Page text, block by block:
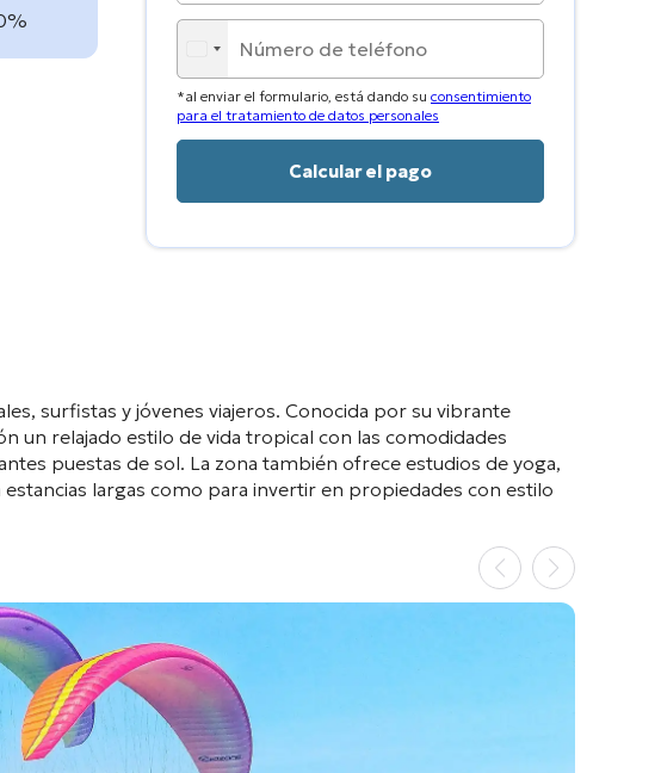
*al enviar el formulario, está dando su consentimiento
para el tratamiento de datos personales
surfistas y jóvenes viajeros. Conocida por su vibrante
un relajado estilo de vida tropical con las comodidades
puestas de sol. La zona también ofrece estudios de yoga,
largas como para invertir en propiedades con estilo